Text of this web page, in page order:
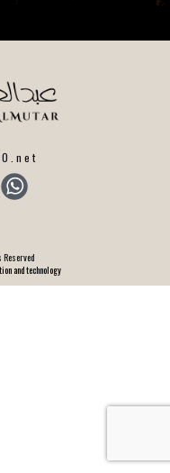
and technology